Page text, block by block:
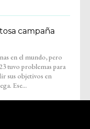
campaña
Ese...